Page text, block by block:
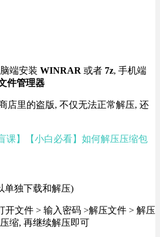
端安装 WINRAR 或者 7z, 手机端
件管理器
店里的盗版, 不仅无法正常解压, 还
课】【小白必看】如何解压压缩包
单独下载和解压)
开文件 > 输入密码 >解压文件 > 解压
缩, 再继续解压即可